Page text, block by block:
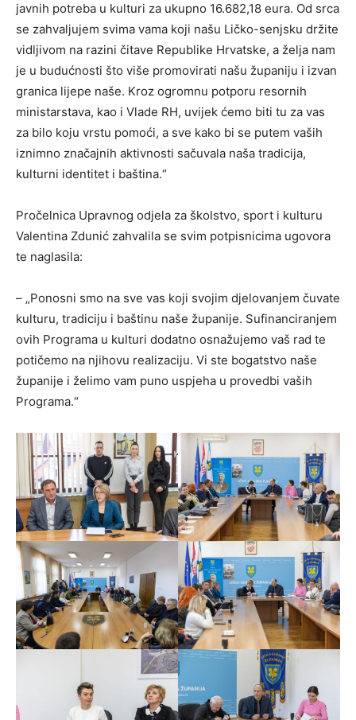
javnih potreba u kulturi za ukupno 16.682,18 eura. Od srca
se zahvaljujem svima vama koji našu Ličko-senjsku držite
vidljivom na razini čitave Republike Hrvatske, a želja nam
je u budućnosti što više promovirati našu županiju i izvan
granica lijepe naše. Kroz ogromnu potporu resornih
ministarstava, kao i Vlade RH, uvijek ćemo biti tu za vas
za bilo koju vrstu pomoći, a sve kako bi se putem vaših
iznimno značajnih aktivnosti sačuvala naša tradicija,
kulturni identitet i baština.“
Pročelnica Upravnog odjela za školstvo, sport i kulturu
Valentina Zdunić zahvalila se svim potpisnicima ugovora
te naglasila:
– „Ponosni smo na sve vas koji svojim djelovanjem čuvate
kulturu, tradiciju i baštinu naše županije. Sufinanciranjem
ovih Programa u kulturi dodatno osnažujemo vaš rad te
potičemo na njihovu realizaciju. Vi ste bogatstvo naše
županije i želimo vam puno uspjeha u provedbi vaših
Programa.“